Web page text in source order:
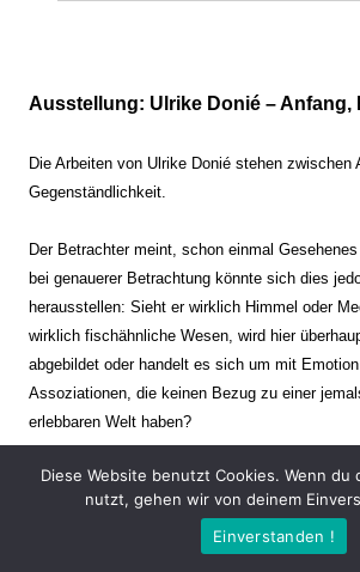
Ausstellung: Ulrike Donié – Anfang,
Die Arbeiten von Ulrike Donié stehen zwischen
Gegenständlichkeit.
Der Betrachter meint, schon einmal
bei genauerer Betrachtung könnte sich dies
herausstellen: Sieht er wirklich Himmel oder
wirklich fischähnliche Wesen, wird hier
abgebildet oder handelt es sich um mit
Assoziationen, die keinen Bezug zu einer
erlebbaren Welt haben?
Verharren und Dynamik stehen sich dabei
oder verrinnt im Nu. Es soll dabei eine
zur Schmerzgrenze erzeugt werden. Die
Diese Website benutzt Cookies. Wenn du
nutzt, gehen wir von deinem
Einverstanden !